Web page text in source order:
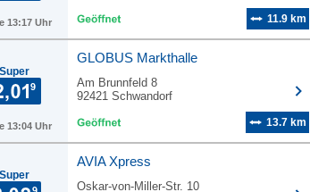
13:17 Uhr 11.9 km
Super
13:04 Uhr
GLOBUS Markthalle
Am Brunnfeld 8
92421 Schwandorf
13.7 km
Super
AVIA Xpress
Oskar-von-Miller-Str. 10